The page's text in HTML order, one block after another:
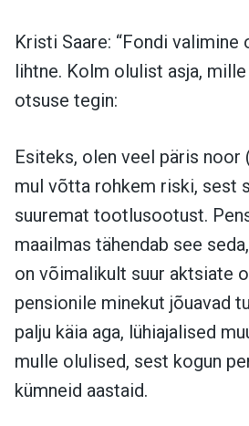
Kristi Saare: “Fondi valimine
lihtne. Kolm olulist asja,
otsuse tegin:
Esiteks, olen veel päris noor
mul võtta rohkem riski, sest
suuremat tootlusootust.
maailmas tähendab see
on võimalikult suur aktsiate
pensionile minekut jõuavad
palju käia aga, lühiajalised
mulle olulised, sest kogun
kümneid aastaid.